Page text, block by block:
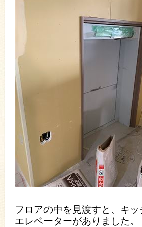
フロアの中を見渡すと、キ
エレベーターがありました。